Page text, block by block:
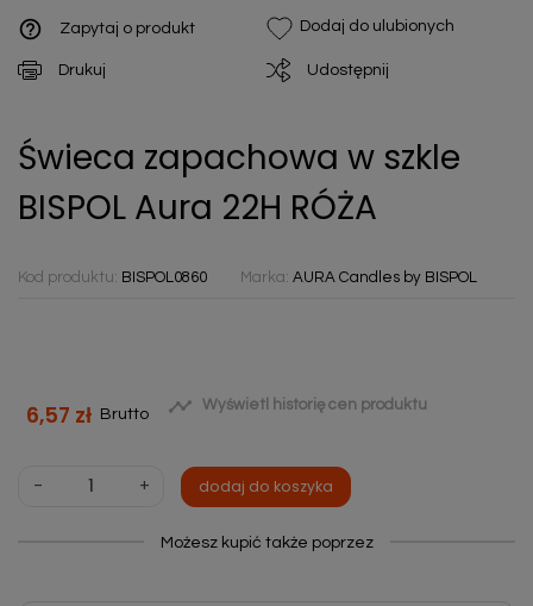
help_outline Zapytaj o produkt Dodaj do ulubionych
Drukuj Udostępnij
Świeca zapachowa w szkle
BISPOL Aura 22H RÓŻA
Kod produktu: BISPOL0860 Marka: AURA Candles by BISPOL
6,57 zł Brutto  Wyświetl historię cen produktu
- + dodaj do koszyka
Możesz kupić także poprzez